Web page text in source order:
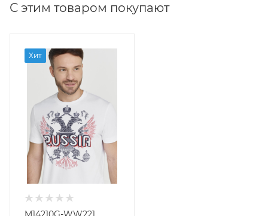
С этим товаром покупают
Хит